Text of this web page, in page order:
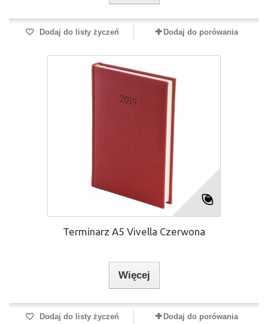
Dodaj do listy życzeń Dodaj do porówania
Terminarz A5 Vivella Czerwona
Więcej
Dodaj do listy życzeń Dodaj do porówania